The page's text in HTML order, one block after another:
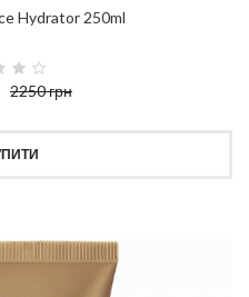
Hydrator 250ml
2250 грн